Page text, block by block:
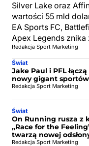
Silver Lake oraz
wartości 55 mld
EA Sports FC,
Apex Legends znika
Redakcja Sport Marketing
Świat
Jake Paul i PFL
nowy gigant
Redakcja Sport Marketing
Świat
On Running rusza z
„Race for the
twarzą nowej
Redakcja Sport Marketing